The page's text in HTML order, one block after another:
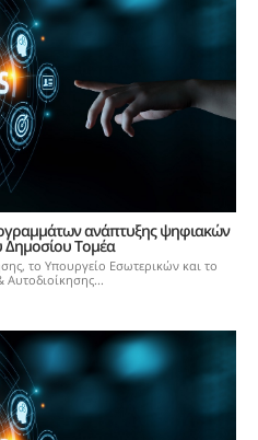
ανάπτυξης ψηφιακών
Δημοσίου Τομέα
το Υπουργείο Εσωτερικών και το
Αυτοδιοίκησης...